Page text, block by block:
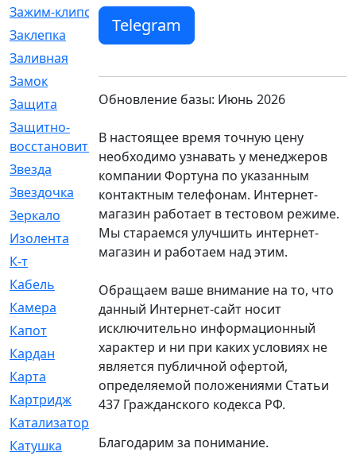
Зажим-клипса
[1]
Заклепка
[1]
Заливная
Замок
[12]
Защита
[79]
Защитно-
восстановительный
Звезда
[1]
Звездочка
[5]
Зеркало
[369]
Изолента
[1]
К-т
[13]
Кабель
[50]
Камера
[4]
Капот
[144]
Кардан
[131]
Карта
[2]
Картридж
[250]
Катализатор
Катушка
[2]
Telegram
Обновление базы: Июнь 2026
В настоящее время точную цену
необходимо узнавать у менеджеров
компании Фортуна по указанным
контактным телефонам. Интернет-
магазин работает в тестовом режиме.
Мы стараемся улучшить интернет-
магазин и работаем над этим.
Обращаем ваше внимание на то, что
данный Интернет-сайт носит
исключительно информационный
характер и ни при каких условиях не
является публичной офертой,
определяемой положениями Статьи
437 Гражданского кодекса РФ.
Благодарим за понимание.